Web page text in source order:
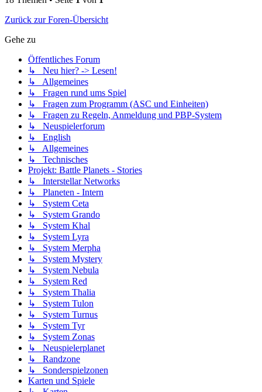
Zurück zur Foren-Übersicht
Gehe zu
Öffentliches Forum
↳ Neu hier? -> Lesen!
↳ Allgemeines
↳ Fragen rund ums Spiel
↳ Fragen zum Programm (ASC und Einheiten)
↳ Fragen zu Regeln, Anmeldung und PBP-System
↳ Neuspielerforum
↳ English
↳ Allgemeines
↳ Technisches
Projekt: Battle Planets - Stories
↳ Interstellar Networks
↳ Planeten - Intern
↳ System Ceta
↳ System Grando
↳ System Khal
↳ System Lyra
↳ System Merpha
↳ System Mystery
↳ System Nebula
↳ System Red
↳ System Thalia
↳ System Tulon
↳ System Turnus
↳ System Tyr
↳ System Zonas
↳ Neuspielerplanet
↳ Randzone
↳ Sonderspielzonen
Karten und Spiele